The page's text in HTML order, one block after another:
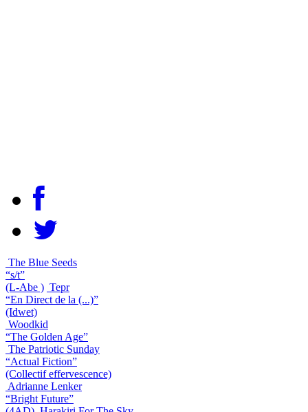
The Blue Seeds
“s/t”
(L-Abe ) Tepr
“En Direct de la (...)”
(Idwet)
Woodkid
“The Golden Age”
The Patriotic Sunday
“Actual Fiction”
(Collectif effervescence)
Adrianne Lenker
“Bright Future”